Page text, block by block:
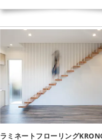
ラミネートフローリング